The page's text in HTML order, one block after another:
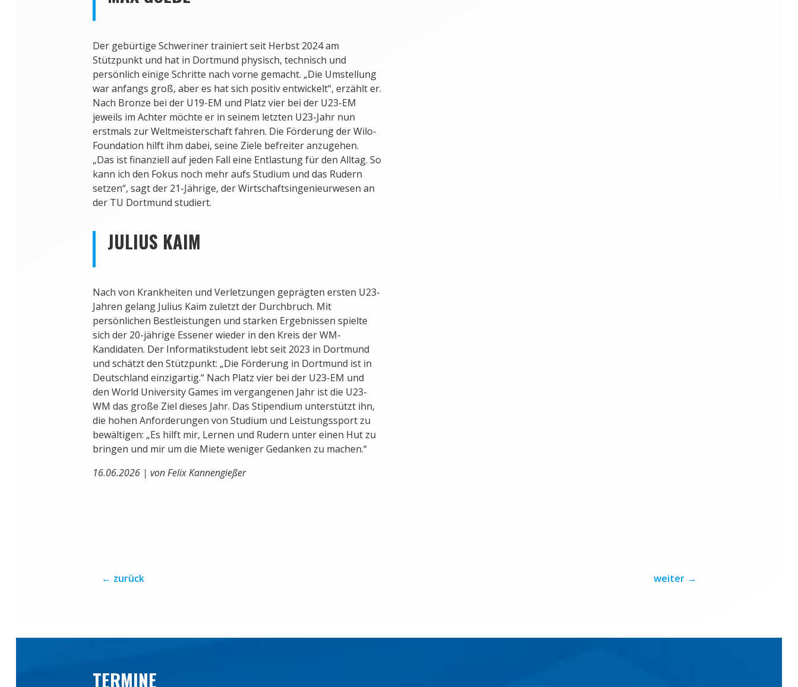
Der gebürtige Schweriner trainiert seit Herbst 2024 am
Stützpunkt und hat in Dortmund physisch, technisch und
persönlich einige Schritte nach vorne gemacht. „Die Umstellung
war anfangs groß, aber es hat sich positiv entwickelt“, erzählt er.
Nach Bronze bei der U19-EM und Platz vier bei der U23-EM
jeweils im Achter möchte er in seinem letzten U23-Jahr nun
erstmals zur Weltmeisterschaft fahren. Die Förderung der Wilo-
Foundation hilft ihm dabei, seine Ziele befreiter anzugehen.
„Das ist finanziell auf jeden Fall eine Entlastung für den Alltag. So
kann ich den Fokus noch mehr aufs Studium und das Rudern
setzen“, sagt der 21-Jährige, der Wirtschaftsingenieurwesen an
der TU Dortmund studiert.
JULIUS KAIM
Nach von Krankheiten und Verletzungen geprägten ersten U23-
Jahren gelang Julius Kaim zuletzt der Durchbruch. Mit
persönlichen Bestleistungen und starken Ergebnissen spielte
sich der 20-jährige Essener wieder in den Kreis der WM-
Kandidaten. Der Informatikstudent lebt seit 2023 in Dortmund
und schätzt den Stützpunkt: „Die Förderung in Dortmund ist in
Deutschland einzigartig.“ Nach Platz vier bei der U23-EM und
den World University Games im vergangenen Jahr ist die U23-
WM das große Ziel dieses Jahr. Das Stipendium unterstützt ihn,
die hohen Anforderungen von Studium und Leistungssport zu
bewältigen: „Es hilft mir, Lernen und Rudern unter einen Hut zu
bringen und mir um die Miete weniger Gedanken zu machen.“
16.06.2026 | von Felix Kannengießer
← zurück weiter →
TERMINE